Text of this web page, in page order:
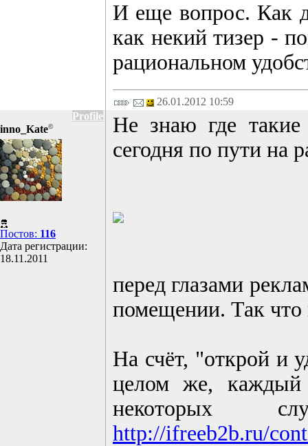
И еще вопрос. Как
как некий тизер -
рациональном
26.01.2012 10:59
Profile
inno_Kate©
Постов: 116
Дата регистрации:
18.11.2011
Не знаю где такие
сегодня по пути на
перед глазами
помещении. Так что
На счёт, "открой и
целом же, каждый
некоторых
http://ifreeb2b.ru/